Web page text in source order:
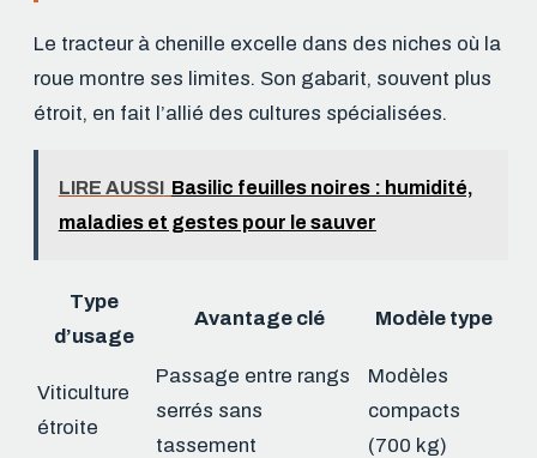
Le tracteur à chenille excelle dans des niches où la
roue montre ses limites. Son gabarit, souvent plus
étroit, en fait l’allié des cultures spécialisées.
LIRE AUSSI Basilic feuilles noires : humidité,
maladies et gestes pour le sauver
Type
d’usage
Avantage clé Modèle type
Viticulture
étroite
Passage entre rangs
serrés sans
tassement
Modèles
compacts
(700 kg)